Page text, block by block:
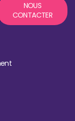
NOUS
CONTACTER